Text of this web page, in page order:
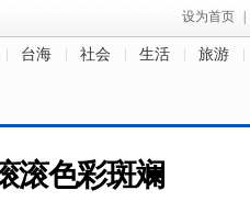
设为首页
台海 社会 生活 旅游
滚色彩斑斓